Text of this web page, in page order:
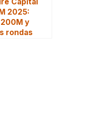
2025:
y
rondas